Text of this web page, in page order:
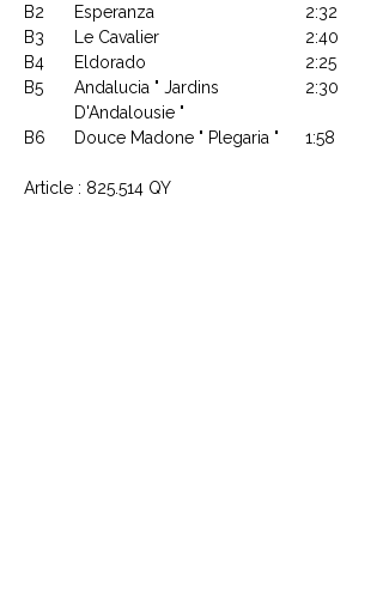
B2 Esperanza
2:32
B3
Le Cavalier
2:40
B4
Eldorado
2:25
B5
Andalucia " Jardins
D'Andalousie "
2:30
B6 Douce Madone " Plegaria " 1:58
Article : 825.514 QY